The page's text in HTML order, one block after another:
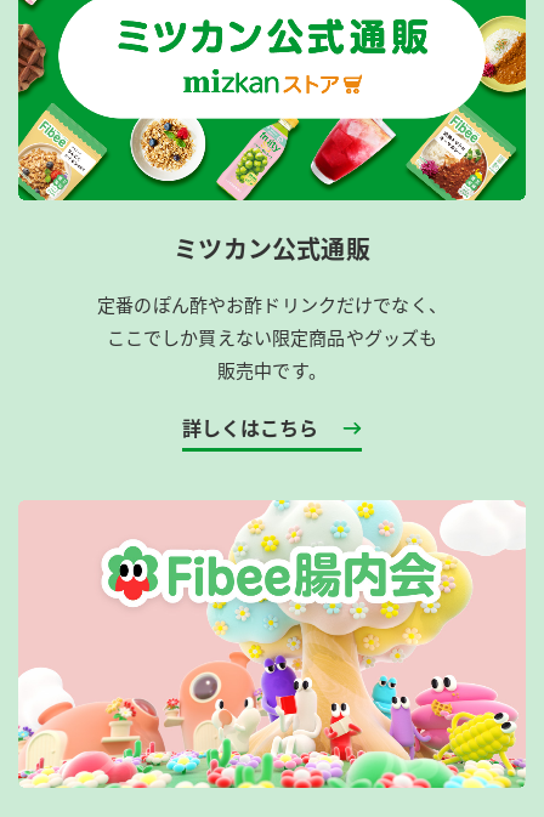
ミツカン公式通販
定番のぽん酢やお酢ドリンクだけでなく、
ここでしか買えない限定商品やグッズも
販売中です。
詳しくはこちら